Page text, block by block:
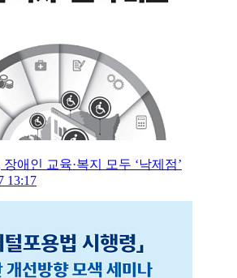
애인 교육·복지 모두 ‘낙제점’
13:17